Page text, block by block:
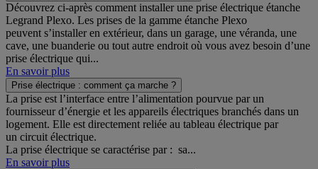
Découvrez ci-après comment installer une prise électrique étanche
Legrand Plexo. Les prises de la gamme étanche Plexo
peuvent s’installer en extérieur, dans un garage, une véranda, une
cave, une buanderie ou tout autre endroit où vous avez besoin d’une
prise électrique qui...
En savoir plus
Prise électrique : comment ça marche ?
La prise est l’interface entre l’alimentation pourvue par un
fournisseur d’énergie et les appareils électriques branchés dans un
logement. Elle est directement reliée au tableau électrique par
un circuit électrique.
La prise électrique se caractérise par : sa...
En savoir plus